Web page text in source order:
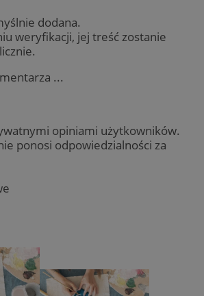
dodana.
weryfikacji, jej treść zostanie
...
opiniami użytkowników.
ponosi odpowiedzialności za